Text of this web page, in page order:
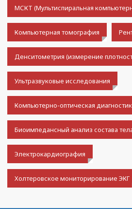
МСКТ (Мультиспиральная
Компьютерная томография
Денситометрия (измерение
Ультразвуковые исследования
Компьютерно-оптическая
Биоимпедансный анализ состава
Электрокардиография
Холтеровское мониторирование ЭКГ